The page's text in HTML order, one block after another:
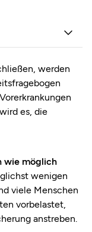
werden
es, die
wie möglich
wenigen
viele Menschen
vorbelastet,
anstreben.